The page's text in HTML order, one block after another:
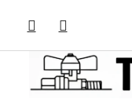
obsah